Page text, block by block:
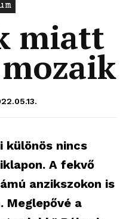
miatt
különös nincs
A fekvő
anzikszokon is
Meglepővé a